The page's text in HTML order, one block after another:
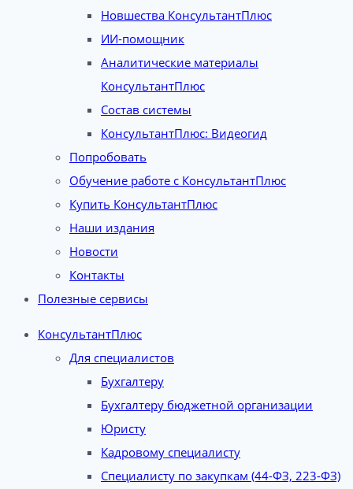
Новшества КонсультантПлюс
ИИ-помощник
Аналитические материалы
КонсультантПлюс
Состав системы
КонсультантПлюс: Видеогид
Попробовать
Обучение работе с КонсультантПлюс
Купить КонсультантПлюс
Наши издания
Новости
Контакты
Полезные сервисы
КонсультантПлюс
Для специалистов
Бухгалтеру
Бухгалтеру бюджетной организации
Юристу
Кадровому специалисту
Специалисту по закупкам (44-ФЗ, 223-ФЗ)